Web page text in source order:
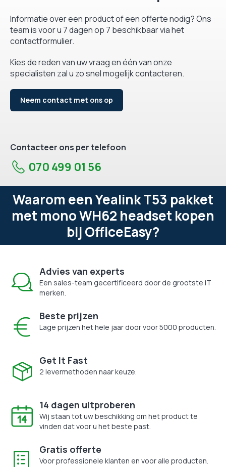
Informatie over een product of een offerte nodig? Ons
team is voor u 7 dagen op 7 beschikbaar via het
contactformulier.
Kies de reden van uw vraag en één van onze
specialisten zal u zo snel mogelijk contacteren.
Neem contact met ons op
Contacteer ons per telefoon
070 499 01 56
Waarom een Yealink T53 pakket
met mono WH62 headset kopen
bij OfficeEasy?
Advies van experts
Een sales-team gecertificeerd door de grootste IT
merken.
Beste prijzen
Lage prijzen het hele jaar door voor 5000 producten.
Get It Fast
2 levermethoden naar keuze.
14 dagen uitproberen
Wij staan tot uw beschikking om het product te
vinden dat voor u het beste past.
Gratis offerte
Voor professionele klanten en voor alle producten.